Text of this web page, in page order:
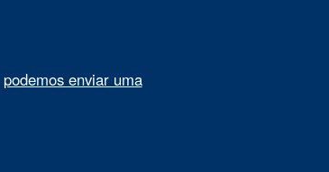
podemos enviar uma